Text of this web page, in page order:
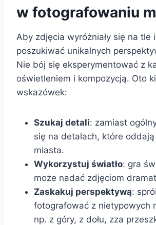
w fotografowaniu
Aby zdjęcia wyróżniały się na tle
poszukiwać unikalnych
Nie bój się eksperymentować z
oświetleniem i kompozycją. Oto
wskazówek:
Szukaj detali: zamiast
się na detalach, które
miasta.
Wykorzystuj światło: gra
może nadać zdjęciom
Zaskakuj perspektywą:
fotografować z nietypowych
np. z góry, z dołu, zza